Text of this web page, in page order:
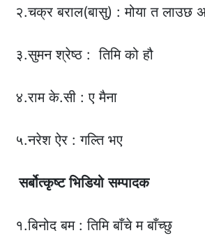
२.चक्र बराल(बासु) : मोया त लाउछ
३.सुमन श्रेष्ठ : तिमि को हौ
४.राम के.सी : ए मैना
५.नरेश ऐर : गल्ति भए
सर्बोत्कृष्ट भिडियो सम्पादक
१.बिनोद बम : तिमि बाँचे म बाँच्छु